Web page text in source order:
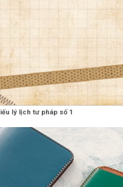
lý lịch tư pháp số 1